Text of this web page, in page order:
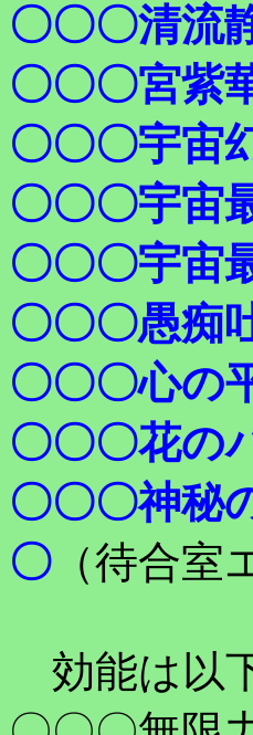
〇〇〇清流
〇〇〇宮紫
〇〇〇宇宙
〇〇〇宇宙
〇〇〇宇宙
〇〇〇愚痴
〇〇〇心の
〇〇〇花の
〇〇〇神秘
〇 （待合
効能は以